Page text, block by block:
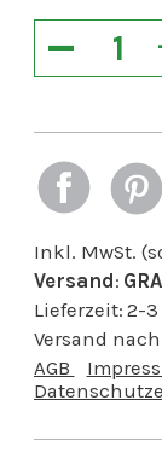
−
Inkl. MwSt.
Versand:
Lieferzeit: 2-3
Versand
AGB